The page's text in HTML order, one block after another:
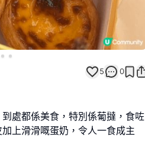
5 0
處都係美食，特別係葡撻，食咗
上滑滑嘅蛋奶，令人一食成主